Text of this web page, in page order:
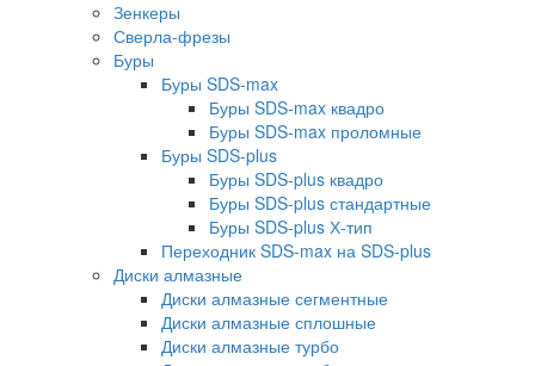
Зенкеры
Сверла-фрезы
Буры
Буры SDS-max
Буры SDS-max квадро
Буры SDS-max проломные
Буры SDS-plus
Буры SDS-plus квадро
Буры SDS-plus стандартные
Буры SDS-plus Х-тип
Переходник SDS-max на SDS-plus
Диски алмазные
Диски алмазные сегментные
Диски алмазные сплошные
Диски алмазные турбо